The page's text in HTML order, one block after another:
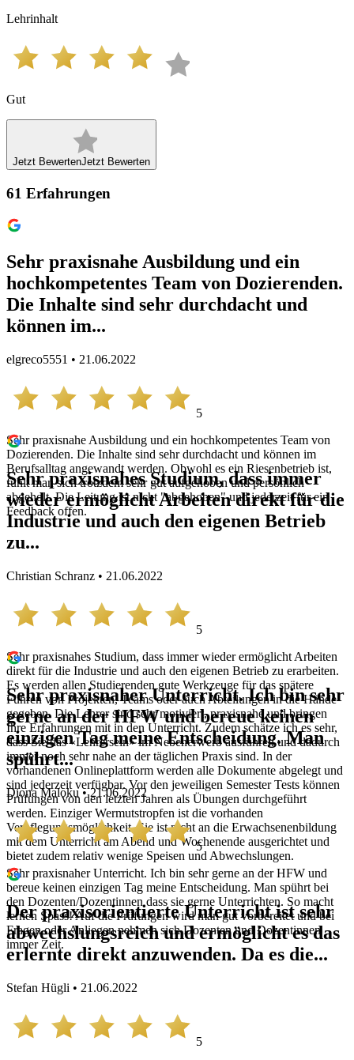
Lehrinhalt
Gut
Jetzt BewertenJetzt Bewerten
61 Erfahrungen
Sehr praxisnahe Ausbildung und ein
hochkompetentes Team von Dozierenden.
Die Inhalte sind sehr durchdacht und
können im...
elgreco5551 • 21.06.2022
5
Sehr praxisnahe Ausbildung und ein hochkompetentes Team von
Dozierenden. Die Inhalte sind sehr durchdacht und können im
Berufsalltag angewandt werden. Obwohl es ein Riesenbetrieb ist,
fühlt man sich trotzdem sehr gut aufgehoben und persönlich
abgeholt. Die Leitung ist nicht "abgehoben" und jederzeit für ein
Feedback offen.
Sehr praxisnahes Studium, dass immer
wieder ermöglicht Arbeiten direkt für die
Industrie und auch den eigenen Betrieb
zu...
Christian Schranz • 21.06.2022
5
Sehr praxisnahes Studium, dass immer wieder ermöglicht Arbeiten
direkt für die Industrie und auch den eigenen Betrieb zu erarbeiten.
Es werden allen Studierenden gute Werkzeuge für das spätere
Führen von Projekten, Teams oder auch Abteilungen in die Hände
gegeben. Die Lehrer sind sehr motiviert, praxisnahe und bringen
Ihre Erfahrungen mit in den Unterricht. Zudem schätze ich es sehr,
dass Sie das «Lehrersein» im Nebenerwerb ausführen und dadurch
immer noch sehr nahe an der täglichen Praxis sind. In der
vorhandenen Onlineplattform werden alle Dokumente abgelegt und
sind jederzeit verfügbar. Vor den jeweiligen Semester Tests können
Prüfungen von den letzten Jahren als Übungen durchgeführt
werden. Einziger Wermutstropfen ist die vorhanden
Verpflegungsmöglichkeit. Sie ist nicht an die Erwachsenenbildung
mit dem Unterricht am Abend und Wochenende ausgerichtet und
bietet zudem relativ wenige Speisen und Abwechslungen.
Sehr praxisnaher Unterricht. Ich bin sehr
gerne an der HFW und bereue keinen
einzigen Tag meine Entscheidung. Man
spührt...
Diona Maloku • 21.06.2022
5
Sehr praxisnaher Unterricht. Ich bin sehr gerne an der HFW und
bereue keinen einzigen Tag meine Entscheidung. Man spührt bei
den Dozenten/Dozentinnen dass sie gerne Unterrichten. So macht
lernen Spass! Auf die Prüfungen wird man gut vorbereitet und bei
Fragen oder Anliegen nehmen sich Dozenten und Dozentinnen
immer Zeit.
Der praxisorientierte Unterricht ist sehr
abwechslungsreich und ermöglicht es das
erlernte direkt anzuwenden. Da es die...
Stefan Hügli • 21.06.2022
5